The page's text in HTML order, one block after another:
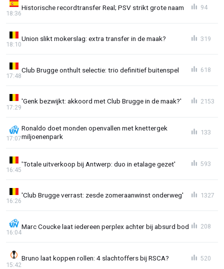
Historische recordtransfer Real; PSV strikt grote naam
18:36
94
Union slikt mokerslag: extra transfer in de maak?
18:10
319
Club Brugge onthult selectie: trio definitief buitenspel
17:48
618
'Genk bezwijkt: akkoord met Club Brugge in de maak?'
17:29
2153
Ronaldo doet monden openvallen met knettergek
miljoenenpark
17:07
133
'Totale uitverkoop bij Antwerp: duo in etalage gezet'
16:45
593
'Club Brugge verrast: zesde zomeraanwinst onderweg'
16:26
1327
Marc Coucke laat iedereen perplex achter bij absurd bod
16:04
208
Bruno laat koppen rollen: 4 slachtoffers bij RSCA?
15:42
520